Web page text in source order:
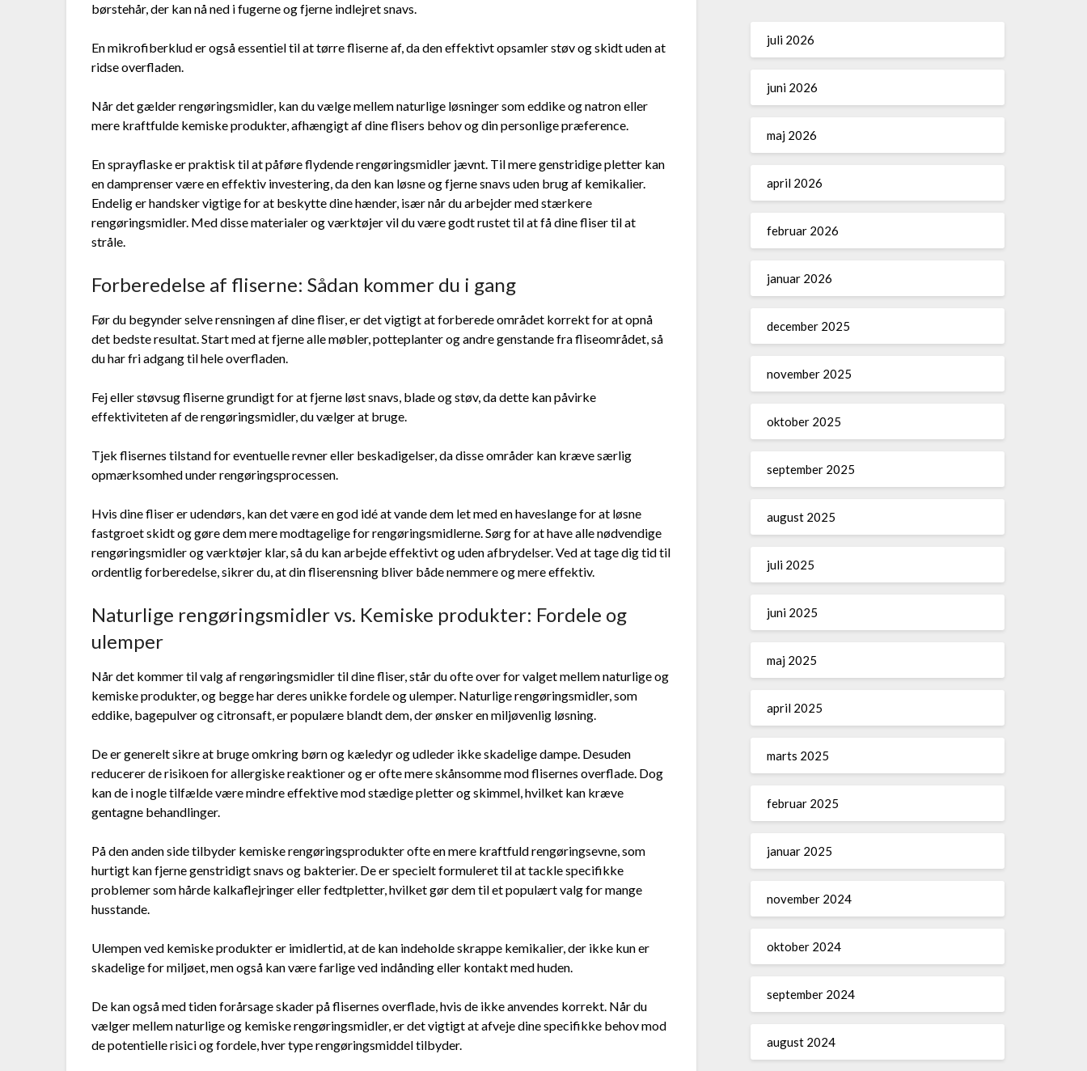
børstehår, der kan nå ned i fugerne og fjerne indlejret snavs.
En mikrofiberklud er også essentiel til at tørre fliserne af, da den effektivt opsamler støv og skidt uden at
ridse overfladen.
Når det gælder rengøringsmidler, kan du vælge mellem naturlige løsninger som eddike og natron eller
mere kraftfulde kemiske produkter, afhængigt af dine flisers behov og din personlige præference.
En sprayflaske er praktisk til at påføre flydende rengøringsmidler jævnt. Til mere genstridige pletter kan
en damprenser være en effektiv investering, da den kan løsne og fjerne snavs uden brug af kemikalier.
Endelig er handsker vigtige for at beskytte dine hænder, især når du arbejder med stærkere
rengøringsmidler. Med disse materialer og værktøjer vil du være godt rustet til at få dine fliser til at
stråle.
Forberedelse af fliserne: Sådan kommer du i gang
Før du begynder selve rensningen af dine fliser, er det vigtigt at forberede området korrekt for at opnå
det bedste resultat. Start med at fjerne alle møbler, potteplanter og andre genstande fra fliseområdet, så
du har fri adgang til hele overfladen.
Fej eller støvsug fliserne grundigt for at fjerne løst snavs, blade og støv, da dette kan påvirke
effektiviteten af de rengøringsmidler, du vælger at bruge.
Tjek flisernes tilstand for eventuelle revner eller beskadigelser, da disse områder kan kræve særlig
opmærksomhed under rengøringsprocessen.
Hvis dine fliser er udendørs, kan det være en god idé at vande dem let med en haveslange for at løsne
fastgroet skidt og gøre dem mere modtagelige for rengøringsmidlerne. Sørg for at have alle nødvendige
rengøringsmidler og værktøjer klar, så du kan arbejde effektivt og uden afbrydelser. Ved at tage dig tid til
ordentlig forberedelse, sikrer du, at din fliserensning bliver både nemmere og mere effektiv.
Naturlige rengøringsmidler vs. Kemiske produkter: Fordele og
ulemper
Når det kommer til valg af rengøringsmidler til dine fliser, står du ofte over for valget mellem naturlige og
kemiske produkter, og begge har deres unikke fordele og ulemper. Naturlige rengøringsmidler, som
eddike, bagepulver og citronsaft, er populære blandt dem, der ønsker en miljøvenlig løsning.
De er generelt sikre at bruge omkring børn og kæledyr og udleder ikke skadelige dampe. Desuden
reducerer de risikoen for allergiske reaktioner og er ofte mere skånsomme mod flisernes overflade. Dog
kan de i nogle tilfælde være mindre effektive mod stædige pletter og skimmel, hvilket kan kræve
gentagne behandlinger.
På den anden side tilbyder kemiske rengøringsprodukter ofte en mere kraftfuld rengøringsevne, som
hurtigt kan fjerne genstridigt snavs og bakterier. De er specielt formuleret til at tackle specifikke
problemer som hårde kalkaflejringer eller fedtpletter, hvilket gør dem til et populært valg for mange
husstande.
Ulempen ved kemiske produkter er imidlertid, at de kan indeholde skrappe kemikalier, der ikke kun er
skadelige for miljøet, men også kan være farlige ved indånding eller kontakt med huden.
De kan også med tiden forårsage skader på flisernes overflade, hvis de ikke anvendes korrekt. Når du
vælger mellem naturlige og kemiske rengøringsmidler, er det vigtigt at afveje dine specifikke behov mod
de potentielle risici og fordele, hver type rengøringsmiddel tilbyder.
juli 2026
juni 2026
maj 2026
april 2026
februar 2026
januar 2026
december 2025
november 2025
oktober 2025
september 2025
august 2025
juli 2025
juni 2025
maj 2025
april 2025
marts 2025
februar 2025
januar 2025
november 2024
oktober 2024
september 2024
august 2024